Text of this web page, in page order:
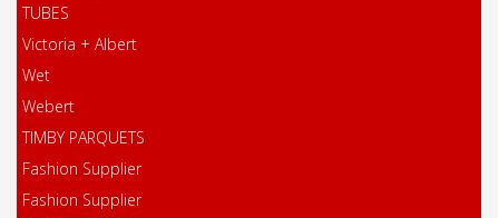
TUBES
Victoria + Albert
Wet
Webert
TIMBY PARQUETS
Fashion Supplier
Fashion Supplier